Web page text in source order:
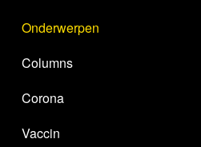
Onderwerpen
Columns
Corona
Vaccin